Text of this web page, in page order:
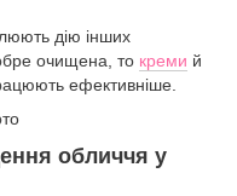
дію інших
очищена, то креми й
ефективніше.
обличчя у